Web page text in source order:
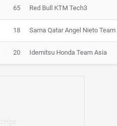
65 Red Bull KTM Tech3
18 Sama Qatar Angel Nieto Team
20 Idemitsu Honda Team Asia